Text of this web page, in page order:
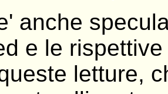
anche
e le
letture,